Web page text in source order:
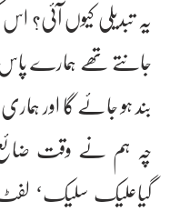
یہ تبدیلی کیوں
جانتے تھے ہمارے
بند ہو جائے گا اور
چہ ہم نے وقت ضائع
گیاعلیک سلیک‘